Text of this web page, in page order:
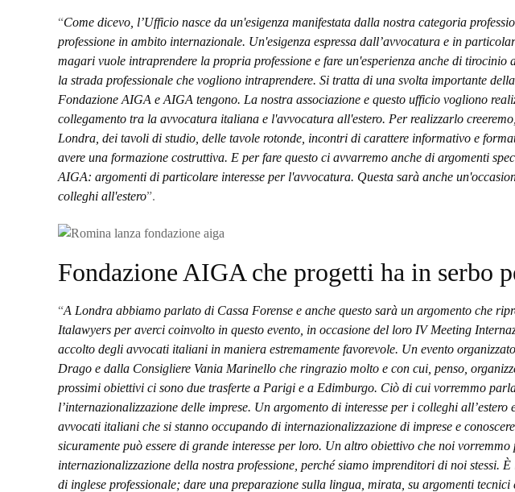
“Come dicevo, l’Ufficio nasce da un'esigenza manifestata dalla nostra categoria
professione in ambito internazionale. Un'esigenza espressa dall’avvocatura e in
magari vuole intraprendere la propria professione e fare un'esperienza anche di tirocinio
la strada professionale che vogliono intraprendere. Si tratta di una svolta importante
Fondazione AIGA e AIGA tengono. La nostra associazione e questo ufficio vogliono
collegamento tra la avvocatura italiana e l'avvocatura all'estero. Per realizzarlo
Londra, dei tavoli di studio, delle tavole rotonde, incontri di carattere informativo e
avere una formazione costruttiva. E per fare questo ci avvarremo anche di argomenti
AIGA: argomenti di particolare interesse per l'avvocatura. Questa sarà anche
colleghi all'estero”.
Fondazione AIGA che progetti ha in serbo
“A Londra abbiamo parlato di Cassa Forense e anche questo sarà un argomento che
Italawyers per averci coinvolto in questo evento, in occasione del loro IV Meeting
accolto degli avvocati italiani in maniera estremamente favorevole. Un evento
Drago e dalla Consigliere Vania Marinello che ringrazio molto e con cui, penso,
prossimi obiettivi ci sono due trasferte a Parigi e a Edimburgo. Ciò di cui vorremmo
l’internazionalizzazione delle imprese. Un argomento di interesse per i colleghi
avvocati italiani che si stanno occupando di internazionalizzazione di imprese e
sicuramente può essere di grande interesse per loro. Un altro obiettivo che noi
internazionalizzazione della nostra professione, perché siamo imprenditori di noi stessi.
di inglese professionale; dare una preparazione sulla lingua, mirata, su argomenti tecnici